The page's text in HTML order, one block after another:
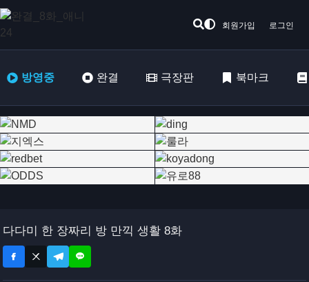
회원가입 로그인
방영중 완결 극장판 북마크
다다미 한 장짜리 방 만끽 생활 8화